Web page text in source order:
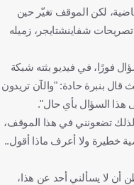
لكن الموقف تغيّر حين
شفاينشتايجر، زميله
فورًا، في فيديو بثته شبكة
بنبرة حادة: "والآن تريدون
هذا السؤال بأي حال".
تضعونني في هذا الموقف،
خطيرة ولا أعرف ماذا أقول..
أن لا يسألني أحد عن هذا،